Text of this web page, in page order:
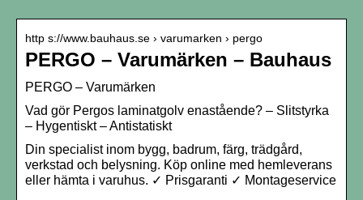
http s://www.bauhaus.se › varumarken › pergo
PERGO – Varumärken – Bauhaus
PERGO – Varumärken
Vad gör Pergos laminatgolv enastående? – Slitstyrka
– Hygentiskt – Antistatiskt
Din specialist inom bygg, badrum, färg, trädgård,
verkstad och belysning. Köp online med hemleverans
eller hämta i varuhus. ✓ Prisgaranti ✓ Montageservice